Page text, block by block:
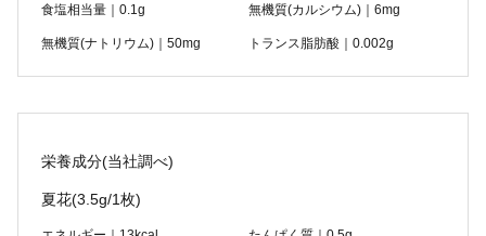
食塩相当量｜0.1g 無機質(カルシウム)｜6mg
無機質(ナトリウム)｜50mg トランス脂肪酸｜0.002g
栄養成分(当社調べ)
夏花(3.5g/1枚)